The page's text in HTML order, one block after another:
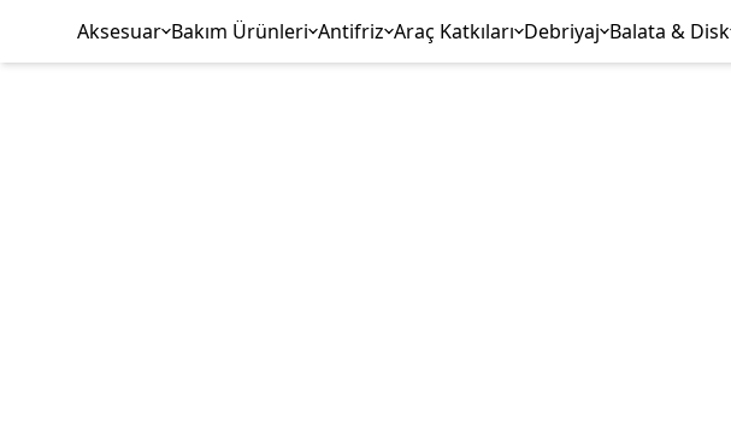
Aksesuar Bakım Ürünleri Antifriz Araç Katkıları Debriyaj Balata & Disk